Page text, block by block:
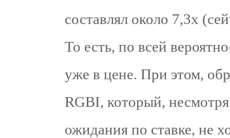
составлял около 7,3х
То есть, по всей
уже в цене. При этом,
RGBI, который,
ожидания по ставке, не